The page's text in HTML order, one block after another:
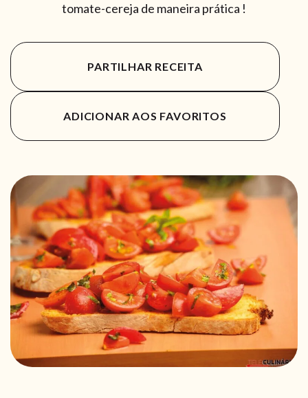
tomate-cereja de maneira prática !
PARTILHAR RECEITA
ADICIONAR AOS FAVORITOS